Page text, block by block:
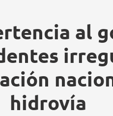
al
hidrovía